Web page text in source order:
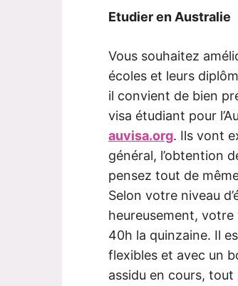
Etudier en Australie
Vous souhaitez
écoles et leurs
il convient de bien
visa étudiant pour
auvisa.org. Ils vont
général, l’obtention
pensez tout de
Selon votre niveau
heureusement,
40h la quinzaine. Il
flexibles et avec un
assidu en cours,